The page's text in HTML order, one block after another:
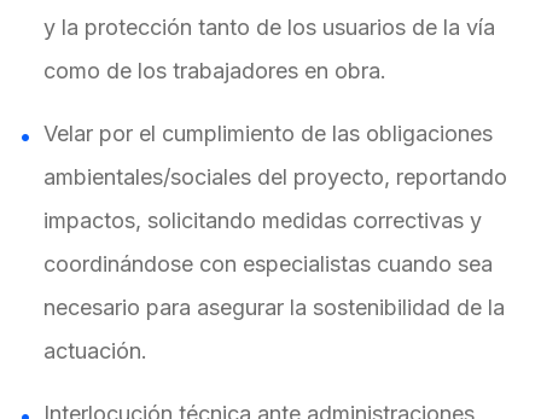
y la protección tanto de los usuarios de la vía
como de los trabajadores en obra.
Velar por el cumplimiento de las obligaciones
ambientales/sociales del proyecto, reportando
impactos, solicitando medidas correctivas y
coordinándose con especialistas cuando sea
necesario para asegurar la sostenibilidad de la
actuación.
Interlocución técnica ante administraciones